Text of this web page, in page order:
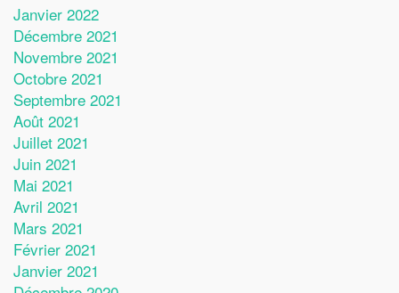
Janvier 2022
Décembre 2021
Novembre 2021
Octobre 2021
Septembre 2021
Août 2021
Juillet 2021
Juin 2021
Mai 2021
Avril 2021
Mars 2021
Février 2021
Janvier 2021